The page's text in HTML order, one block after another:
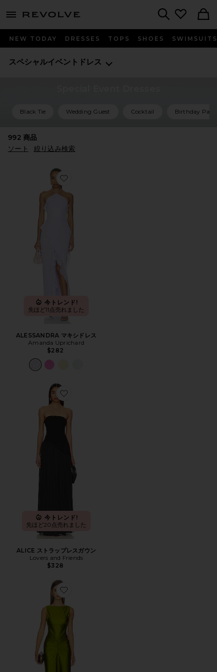
menu - shows more content
NEW TODAY DRESSES TOPS SHOES SWIMSUITS
スペシャルイベントドレス
Black Tie Wedding Guest Cocktail Birthday
992 商品
ソート
絞り込み検索
Favorite ALESSANDRA マキシドレス
今トレンド!
先ほど11点売れました
ALESSANDRA マキシドレス
Amanda Uprichard
$282
Favorite ALICE ストラップレスガウン
今トレンド!
先ほど20点売れました
ALICE ストラップレスガウン
Lovers and Friends
$328
Favorite SHILPA ガウン